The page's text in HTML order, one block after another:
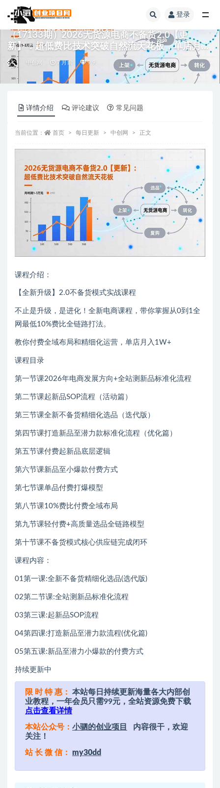
登录
（17133期）2026无货源电商不备货2.0【更
新】：超低费比技术突破自然流天花板，单店月利
润1-3万元
中创网 7 月前 9.9
详情介绍 评论建议 常见问题
当前位置： 首页 每日更新 中创网 正文
课程介绍：
【全新升级】2.0不备货模式实战课程
不止是升级，是进化！全新电商课程，带你掌握从0到1全
网最低10%费比全链路打法。
教你付费全域布局和精细化运营，单店月入1W+
课程目录
第一节课2026年电商发展方向+全站测新品标准化流程
第二节课起新品SOP流程（活动篇）
第三节课全新不备货精细化选品（迭代版）
第四节课打造新品至潜力款标准化流程（优化篇）
第五节课付费起新品底层逻辑
第六节课新品至小爆款付费方式
第七节课单品付费打爆模型
第八节课10%费比付费全域布局
第九节课轻付费+高质量选品全链路模型
第十节课不备货模式核心供应链完成闭环
课程内容：
01第一课:全新不备货精细化选品(选代版)
02第二节课:全站测新品标准化流程
03第三课:起新品SOP流程
04第四课:打造新品至潜力款流程(优化篇)
05第五课:新品至潜力小爆款的付费方式
持续更新中
限 时 特 惠：
本站每日持续更新海量各大内部创
业教程，一年会员只需99元，全站资源免费下载
点击查看详情
本站公众号： 小驷的创业项目
内容很干，欢迎
关注！
站 长 微 信： my30dd